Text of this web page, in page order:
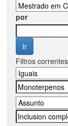
por
Filtros